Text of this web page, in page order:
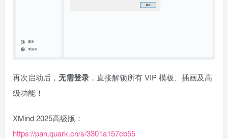
再次启动后， 无需登录 ，直接解锁所有 VIP 模板、插画及高
级功能！
XMind 2025高级版：
https://pan.quark.cn/s/3301a157cb55